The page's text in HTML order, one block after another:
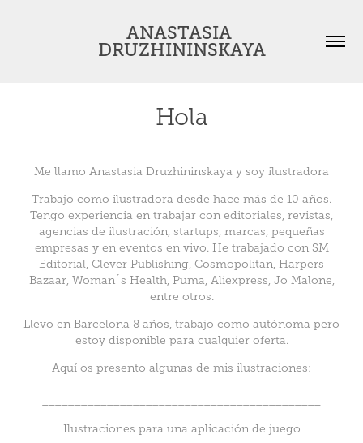
ANASTASIA
DRUZHININSKAYA
Hola
Me llamo Anastasia Druzhininskaya y soy ilustradora
Trabajo como ilustradora desde hace más de 10 años.
Tengo experiencia en trabajar con editoriales, revistas,
agencias de ilustración, startups, marcas, pequeñas
empresas y en eventos en vivo. He trabajado con SM
Editorial, Clever Publishing, Cosmopolitan, Harpers
Bazaar, Woman´s Health, Puma, Aliexpress, Jo Malone,
entre otros.
Llevo en Barcelona 8 años, trabajo como autónoma pero
estoy disponible para cualquier oferta.
Aquí os presento algunas de mis ilustraciones:
Ilustraciones para una aplicación de juego